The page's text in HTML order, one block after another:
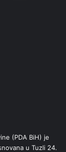
(PDA BiH) je
u Tuzli 24.